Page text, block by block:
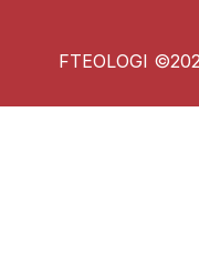
FTEOLOGI